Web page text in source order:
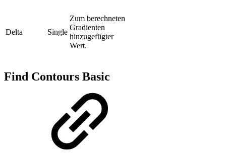
Delta Single
Zum berechneten
Gradienten
hinzugefügter
Wert.
Find Contours Basic